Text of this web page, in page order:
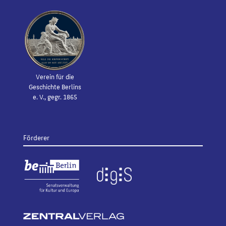
Verein für die
Geschichte Berlins
e. V., gegr. 1865
Förderer